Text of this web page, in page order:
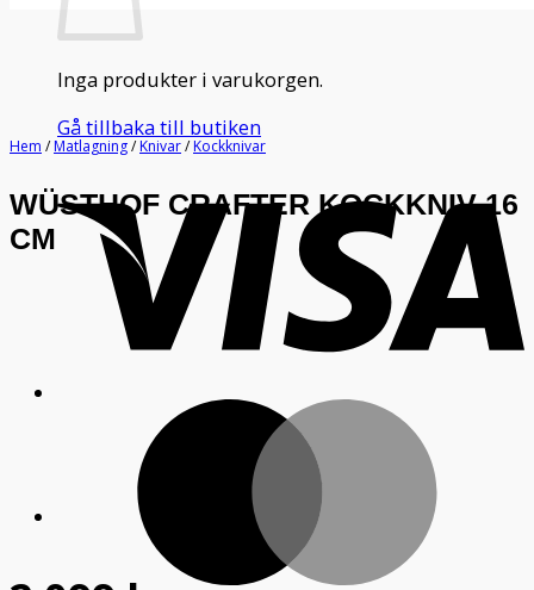
Inga produkter i varukorgen.
Gå tillbaka till butiken
Hem /Matlagning/Knivar/Kockknivar
WÜSTHOF CRAFTER KOCKKNIV 16
CM